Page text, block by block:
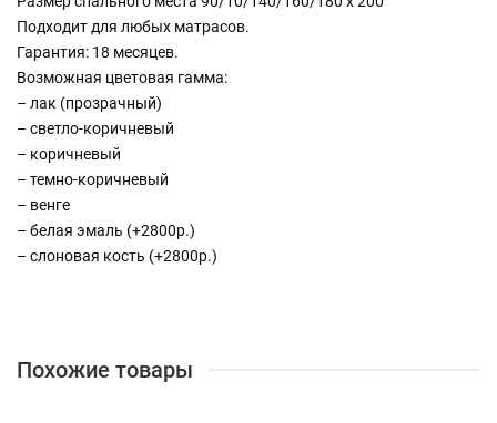
Подходит для любых матрасов.
Гарантия: 18 месяцев.
Возможная цветовая гамма:
– лак (прозрачный)
– светло-коричневый
– коричневый
– темно-коричневый
– венге
– белая эмаль (+2800р.)
– слоновая кость (+2800р.)
Похожие товары